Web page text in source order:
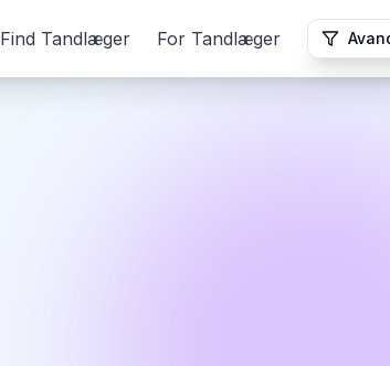
Find Tandlæger For Tandlæger